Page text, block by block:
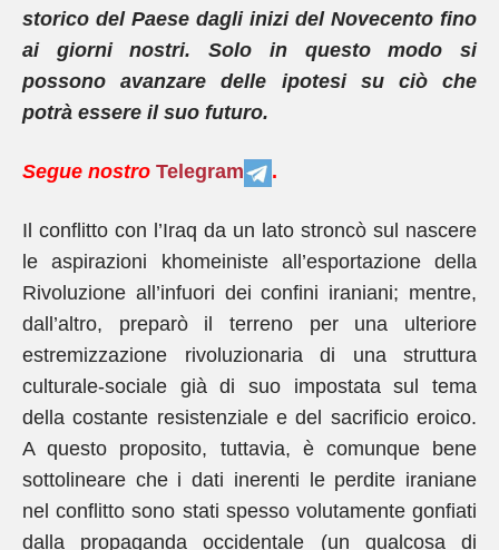
storico del Paese dagli inizi del Novecento fino
ai giorni nostri. Solo in questo modo si
possono avanzare delle ipotesi su ciò che
potrà essere il suo futuro.
Segue nostro Telegram .
Il conflitto con l’Iraq da un lato stroncò sul nascere
le aspirazioni khomeiniste all’esportazione della
Rivoluzione all’infuori dei confini iraniani; mentre,
dall’altro, preparò il terreno per una ulteriore
estremizzazione rivoluzionaria di una struttura
culturale-sociale già di suo impostata sul tema
della costante resistenziale e del sacrificio eroico.
A questo proposito, tuttavia, è comunque bene
sottolineare che i dati inerenti le perdite iraniane
nel conflitto sono stati spesso volutamente gonfiati
dalla propaganda occidentale (un qualcosa di